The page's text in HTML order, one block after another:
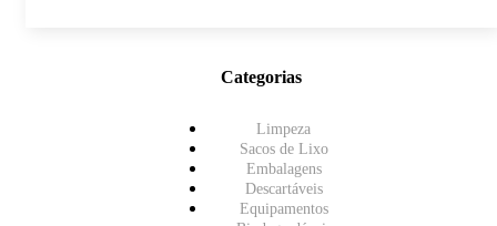
Categorias
Limpeza
Sacos de Lixo
Embalagens
Descartáveis
Equipamentos